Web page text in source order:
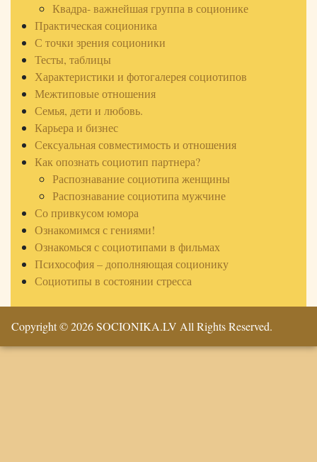
Квадра- важнейшая группа в соционике
Практическая соционика
С точки зрения соционики
Тесты, таблицы
Характеристики и фотогалерея социотипов
Межтиповые отношения
Семья, дети и любовь.
Карьера и бизнес
Сексуальная совместимость и отношения
Как опознать социотип партнера?
Распознавание социотипа женщины
Распознавание социотипа мужчине
Со привкусом юмора
Ознакомимся с гениями!
Ознакомься с социотипами в фильмах
Психософия – дополняющая соционику
Социотипы в состоянии стресса
Copyright © 2026 SOCIONIKA.LV All Rights Reserved.